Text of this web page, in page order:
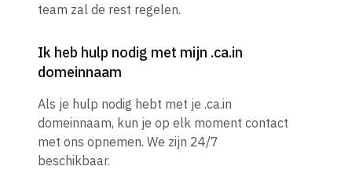
team zal de rest regelen.
Ik heb hulp nodig met mijn .ca.in
domeinnaam
Als je hulp nodig hebt met je .ca.in
domeinnaam, kun je op elk moment contact
met ons opnemen. We zijn 24/7
beschikbaar.